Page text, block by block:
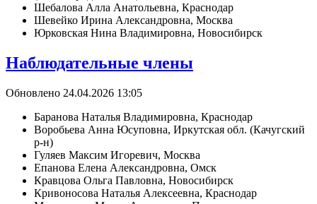
Шебалова Алла Анатольевна, Краснодар
Шевейко Ирина Александровна, Москва
Юрковская Нина Владимировна, Новосибирск
Наблюдательные члены
Обновлено 24.04.2026 13:05
Баранова Наталья Владимировна, Краснодар
Воробьева Анна Юсуповна, Иркутская обл. (Качугский
р-н)
Гуляев Максим Игоревич, Москва
Епанова Елена Александровна, Омск
Кравцова Ольга Павловна, Новосибирск
Кривоносова Наталья Алексеевна, Краснодар